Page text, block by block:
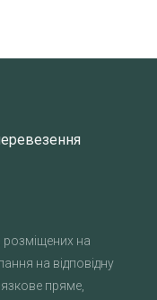
розміщених на
на відповідну
пряме,